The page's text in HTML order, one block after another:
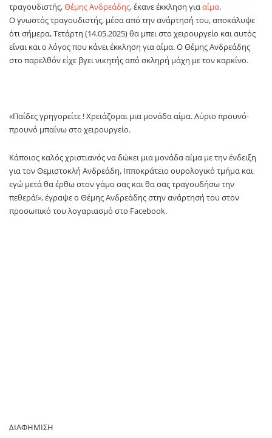
τραγουδιστής,Θέμης Ανδρεάδης, έκανε έκκληση για αίμα.
Ο γνωστός τραγουδιστής, μέσα από την ανάρτησή του, αποκάλυψε
ότι σήμερα, Τετάρτη (14.05.2025) θα μπει στο χειρουργείο και αυτός
είναι και ο λόγος που κάνει έκκληση για αίμα. Ο Θέμης Ανδρεάδης
στο παρελθόν είχε βγει νικητής από σκληρή μάχη με τον καρκίνο.
«Παίδες γρηγορείτε ! Χρειάζομαι μια μονάδα αίμα. Αύριο προυνό-
προυνό μπαίνω στο χειρουργείο.
Κάποιος καλός χριστιανός να δώκει μια μονάδα αίμα με την ένδειξη
για τον Θεμιστοκλή Ανδρεάδη, Ιπποκράτειο ουρολογικό τμήμα και
εγώ μετά θα έρθω στον γάμο σας και θα σας τραγουδήσω την
πεθερά!», έγραψε ο Θέμης Ανδρεάδης στην ανάρτησή του στον
προσωπικό του λογαριασμό στο Facebook.
ΔΙΑΦΗΜΙΣΗ